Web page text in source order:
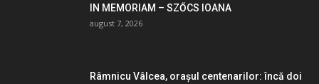
IN MEMORIAM – SZŐCS IOANA
august 7, 2026
Râmnicu Vâlcea, orașul centenarilor: încă doi